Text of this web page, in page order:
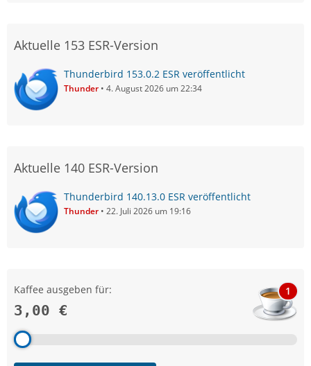
Aktuelle 153 ESR-Version
Thunderbird 153.0.2 ESR veröffentlicht
Thunder 4. August 2026 um 22:34
Aktuelle 140 ESR-Version
Thunderbird 140.13.0 ESR veröffentlicht
Thunder 22. Juli 2026 um 19:16
Kaffee ausgeben für:
3,00 €
1